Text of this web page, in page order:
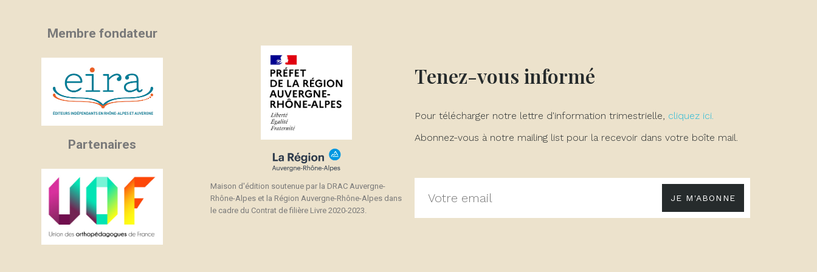
Membre fondateur
Partenaires
Maison d'édition soutenue par la DRAC Auvergne-
Rhône-Alpes et la Région Auvergne-Rhône-Alpes dans
le cadre du Contrat de filière Livre 2020-2023.
Tenez-vous informé
Pour télécharger notre lettre d'information trimestrielle, cliquez ici.
Abonnez-vous à notre mailing list pour la recevoir dans votre boîte mail.
JE M'ABONNE